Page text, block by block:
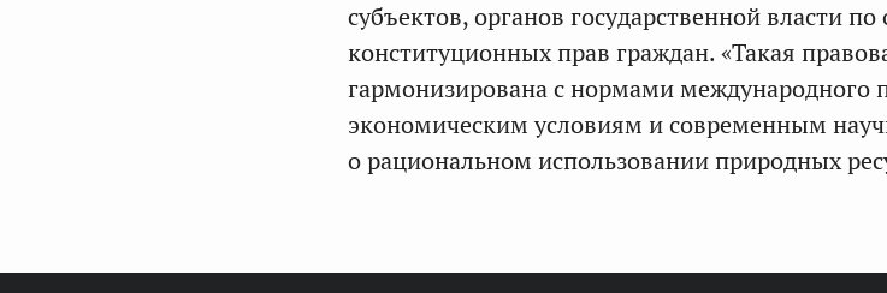
субъектов, органов государственной власти
конституционных прав граждан. «Такая
гармонизирована с нормами международного
экономическим условиям и современным
о рациональном использовании природных